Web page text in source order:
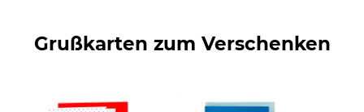
Grußkarten zum Verschenken